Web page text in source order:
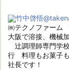
竹中啓悟
㈱テクノファーム
大阪で溶接、機械
辻調理師専門学
行 料理もお菓子
社長です！